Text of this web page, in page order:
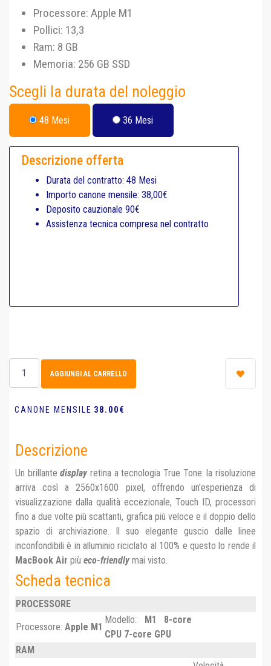
Processore: Apple M1
Pollici: 13,3
Ram: 8 GB
Memoria: 256 GB SSD
Scegli la durata del noleggio
48 Mesi
Descrizione offerta
Durata del contratto: 48 Mesi
Importo canone mensile: 38,00€
Deposito cauzionale 90€
Assistenza tecnica compresa nel contratto
36 Mesi
CANONE MENSILE 38.00€
Descrizione
Un brillantedisplayretina a tecnologia True Tone: la risoluzione
arriva così a 2560x1600 pixel, offrendo un'esperienza di
visualizzazione dalla qualità eccezionale, Touch ID, processori
fino a due volte più scattanti, grafica più veloce e il doppio dello
spazio di archiviazione. Il suo elegante guscio dalle linee
inconfondibili è in alluminio riciclato al 100% e questo lo rende il
MacBook Air più eco-friendlymai visto.
Scheda tecnica
PROCESSORE
Processore: Apple M1
Modello: M1 8-core
CPU 7-core GPU
RAM